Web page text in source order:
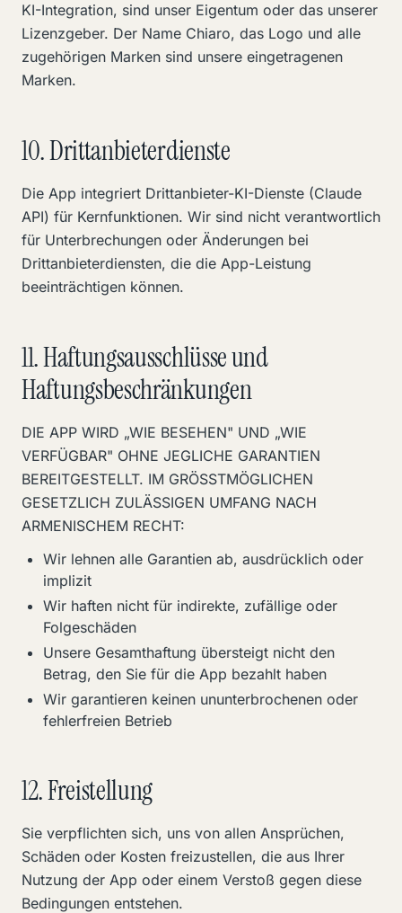
KI-Integration, sind unser Eigentum oder das unserer
Lizenzgeber. Der Name Chiaro, das Logo und alle
zugehörigen Marken sind unsere eingetragenen
Marken.
10. Drittanbieterdienste
Die App integriert Drittanbieter-KI-Dienste (Claude
API) für Kernfunktionen. Wir sind nicht verantwortlich
für Unterbrechungen oder Änderungen bei
Drittanbieterdiensten, die die App-Leistung
beeinträchtigen können.
11. Haftungsausschlüsse und
Haftungsbeschränkungen
DIE APP WIRD „WIE BESEHEN" UND „WIE
VERFÜGBAR" OHNE JEGLICHE GARANTIEN
BEREITGESTELLT. IM GRÖSSTMÖGLICHEN
GESETZLICH ZULÄSSIGEN UMFANG NACH
ARMENISCHEM RECHT:
Wir lehnen alle Garantien ab, ausdrücklich oder
implizit
Wir haften nicht für indirekte, zufällige oder
Folgeschäden
Unsere Gesamthaftung übersteigt nicht den
Betrag, den Sie für die App bezahlt haben
Wir garantieren keinen ununterbrochenen oder
fehlerfreien Betrieb
12. Freistellung
Sie verpflichten sich, uns von allen Ansprüchen,
Schäden oder Kosten freizustellen, die aus Ihrer
Nutzung der App oder einem Verstoß gegen diese
Bedingungen entstehen.